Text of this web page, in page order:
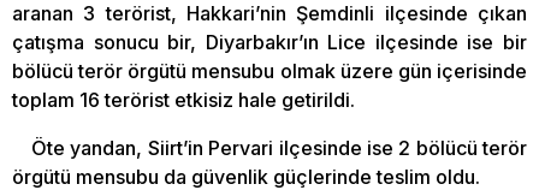
aranan 3 terörist, Hakkari’nin Şemdinli ilçesinde çıkan
çatışma sonucu bir, Diyarbakır’ın Lice ilçesinde ise bir
bölücü terör örgütü mensubu olmak üzere gün içerisinde
toplam 16 terörist etkisiz hale getirildi.
Öte yandan, Siirt’in Pervari ilçesinde ise 2 bölücü terör
örgütü mensubu da güvenlik güçlerinde teslim oldu.